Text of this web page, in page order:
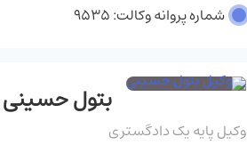
شماره پروانه وکالت: 9535
بتول حسینی
وکیل پایه یک دادگستری